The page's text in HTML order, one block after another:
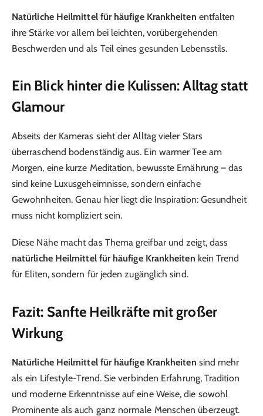
Natürliche Heilmittel für häufige Krankheiten entfalten
ihre Stärke vor allem bei leichten, vorübergehenden
Beschwerden und als Teil eines gesunden Lebensstils.
Ein Blick hinter die Kulissen: Alltag statt
Glamour
Abseits der Kameras sieht der Alltag vieler Stars
überraschend bodenständig aus. Ein warmer Tee am
Morgen, eine kurze Meditation, bewusste Ernährung – das
sind keine Luxusgeheimnisse, sondern einfache
Gewohnheiten. Genau hier liegt die Inspiration: Gesundheit
muss nicht kompliziert sein.
Diese Nähe macht das Thema greifbar und zeigt, dass
natürliche Heilmittel für häufige Krankheiten kein Trend
für Eliten, sondern für jeden zugänglich sind.
Fazit: Sanfte Heilkräfte mit großer
Wirkung
Natürliche Heilmittel für häufige Krankheiten sind mehr
als ein Lifestyle-Trend. Sie verbinden Erfahrung, Tradition
und moderne Erkenntnisse auf eine Weise, die sowohl
Prominente als auch ganz normale Menschen überzeugt.